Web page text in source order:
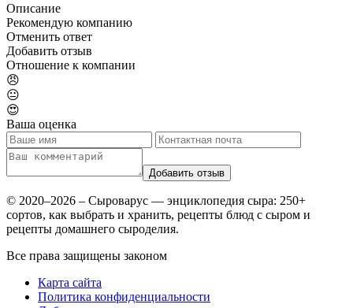
Описание
Рекомендую компанию
Отменить ответ
Добавить отзыв
Отношение к компании
😠
😐
😍
Ваша оценка
© 2020–2026 – Сыроварус — энциклопедия сыра: 250+
сортов, как выбрать и хранить, рецепты блюд с сыром и
рецепты домашнего сыроделия.
Все права защищены законом
Карта сайта
Политика конфиденциальности